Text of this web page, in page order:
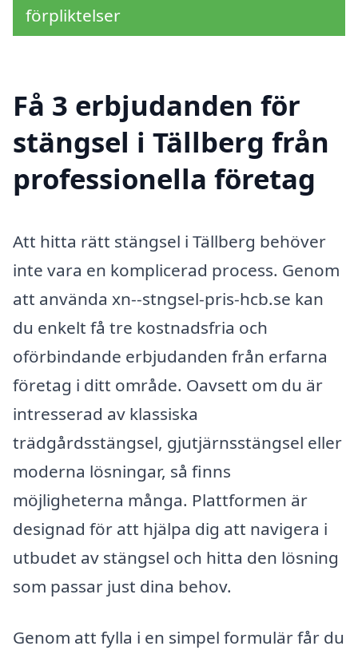
förpliktelser
Få 3 erbjudanden för
stängsel i Tällberg från
professionella företag
Att hitta rätt stängsel i Tällberg behöver
inte vara en komplicerad process. Genom
att använda xn--stngsel-pris-hcb.se kan
du enkelt få tre kostnadsfria och
oförbindande erbjudanden från erfarna
företag i ditt område. Oavsett om du är
intresserad av klassiska
trädgårdsstängsel, gjutjärnsstängsel eller
moderna lösningar, så finns
möjligheterna många. Plattformen är
designad för att hjälpa dig att navigera i
utbudet av stängsel och hitta den lösning
som passar just dina behov.
Genom att fylla i en simpel formulär får du